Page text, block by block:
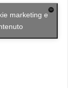
marketing e